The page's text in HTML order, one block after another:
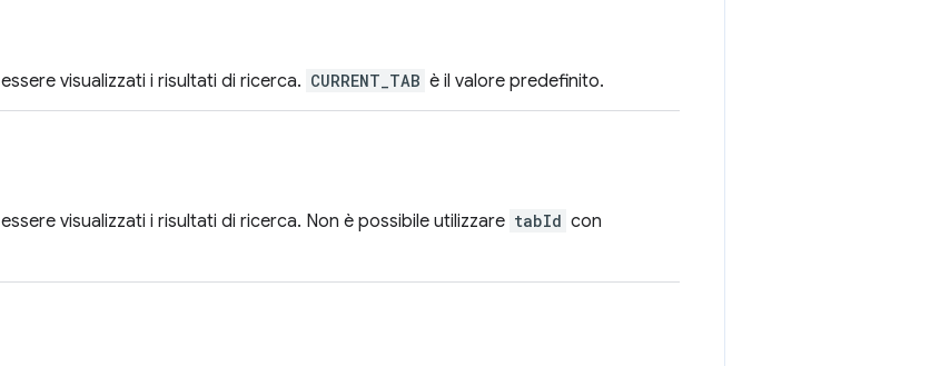
visualizzati i risultati di ricerca. CURRENT_TAB è il valore predefinito.
visualizzati i risultati di ricerca. Non è possibile utilizzare tabId con